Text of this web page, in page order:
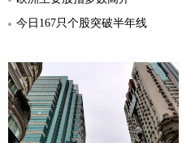
今日167只个股突破半年线